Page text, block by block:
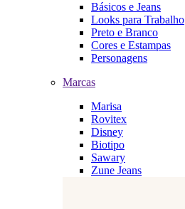
Básicos e Jeans
Looks para Trabalho
Preto e Branco
Cores e Estampas
Personagens
Marcas
Marisa
Rovitex
Disney
Biotipo
Sawary
Zune Jeans